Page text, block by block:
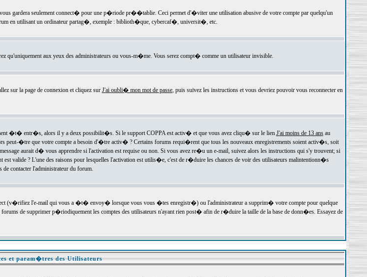
gardera seulement connect� pour une p�riode pr��tablie. Ceci permet d'�viter une utilisation abusive de votre compte par quelqu'un
en utilisant un ordinateur partag�, exemple : biblioth�que, cybercaf�, universit�, etc.
qu'uniquement aux yeux des administrateurs ou vous-m�me. Vous serez compt� comme un utilisateur invisible.
sur la page de connexion et cliquez sur J'ai oubli� mon mot de passe, puis suivez les instructions et vous devriez pouvoir vous reconnecter en
�t� entr�s, alors il y a deux possibilit�s. Si le support COPPA est activ� et que vous avez cliqu� sur le lien J'ai moins de 13 ansau
peut-�tre que votre compte a besoin d'�tre activ� ? Certains forums requi�rent que tous les nouveaux enregistrements soient activ�s, soit
aurait d� vous apprendre si l'activation est requise ou non. Si vous avez re�u un e-mail, suivez alors les instructions qui s'y trouvent; si
valide ? L'une des raisons pour lesquelles l'activation est utilis�e, c'est de r�duire les chances de voir des utilisateurs malintentionn�s
contacter l'administrateur du forum.
(v�rifiez l'e-mail qui vous a �t� envoy� lorsque vous vous �tes enregistr�) ou l'administrateur a supprim� votre compte pour quelque
de supprimer p�riodiquement les comptes des utilisateurs n'ayant rien post� afin de r�duire la taille de la base de donn�es. Essayez de
et param�tres des Utilisateurs